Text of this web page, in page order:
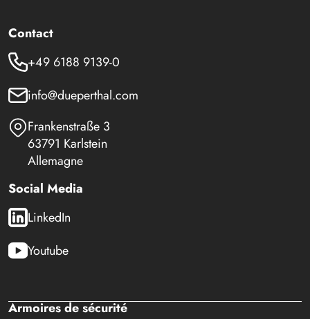
Contact
+49 6188 9139-0
info@dueperthal.com
Frankenstraße 3
63791 Karlstein
Allemagne
Social Media
LinkedIn
Youtube
Armoires de sécurité